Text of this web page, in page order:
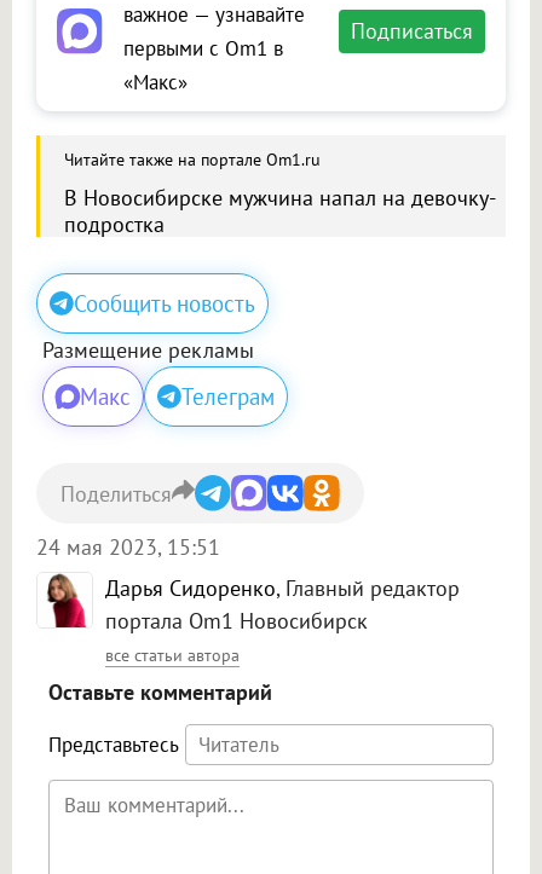
важное — узнавайте
первыми с Om1 в
«Макс»
Подписаться
Читайте также на портале Om1.ru
В Новосибирске мужчина напал на девочку-
подростка
Сообщить новость
Размещение рекламы
Макс Телеграм
Дарья Сидоренко, Главный редактор
портала Om1 Новосибирск
все статьи автора
24 мая 2023, 15:51
Поделиться
Оставьте комментарий
Представьтесь